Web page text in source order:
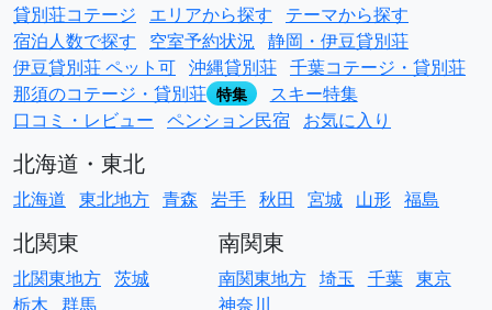
貸別荘コテージ エリアから探す
テーマから探す
宿泊人数で探す
空室予約状況 静岡・伊豆貸別荘
伊豆貸別荘 ペット可 沖縄貸別荘 千葉コテージ・貸別荘
那須のコテージ・貸別荘 特集
スキー特集
口コミ・レビュー ペンション民宿 お気に入り
北海道・東北
北海道 東北地方 青森 岩手 秋田 宮城 山形 福島
北関東
北関東地方 茨城
栃木 群馬
南関東
南関東地方 埼玉 千葉 東京
神奈川